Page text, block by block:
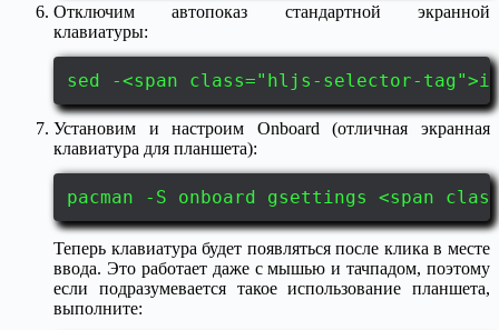
Отключим автопоказ стандартной экранной
клавиатуры:
sed -<span class="hljs-selector-
Установим и настроим Onboard (отличная экранная
клавиатура для планшета):
pacman -S onboard gsettings <span
Теперь клавиатура будет появляться после клика в месте
ввода. Это работает даже с мышью и тачпадом, поэтому
если подразумевается такое использование планшета,
выполните: